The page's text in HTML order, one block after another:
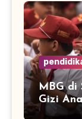
MBG di
Gizi